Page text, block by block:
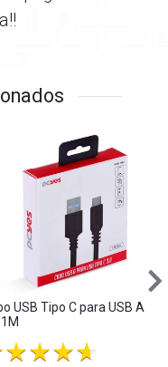
USB Tipo C para USB A